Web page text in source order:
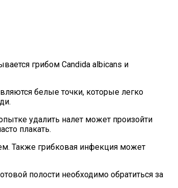
грибом Candida albicans и
белые точки, которые легко
удалить налет может произойти
плакать.
Также грибковая инфекция может
полости необходимо обратиться за